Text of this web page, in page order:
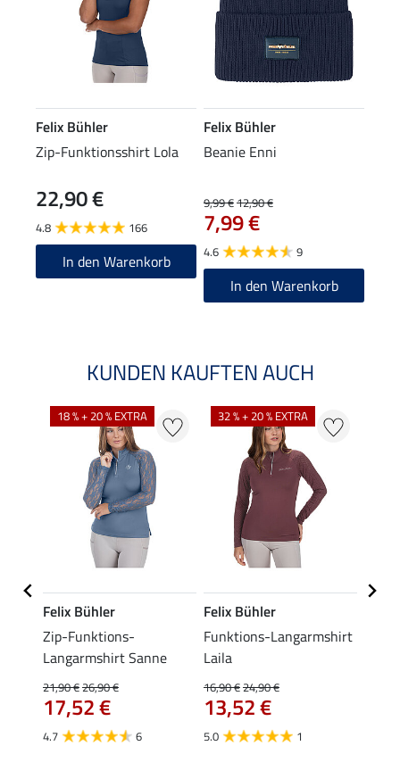
Felix Bühler
Zip-Funktionsshirt Lola
22,90 €
4.8 166
In den Warenkorb
Felix Bühler
Beanie Enni
9,99 €12,90 €
7,99 €
4.6 9
In den Warenkorb
KUNDEN KAUFTEN AUCH
18 % + 20 % EXTRA
Felix Bühler
Zip-Funktions-
Langarmshirt Sanne
21,90 €26,90 €
17,52 €
4.7 6
32 % + 20 % EXTRA
Felix Bühler
Funktions-Langarmshirt
Laila
16,90 €24,90 €
13,52 €
5.0 1